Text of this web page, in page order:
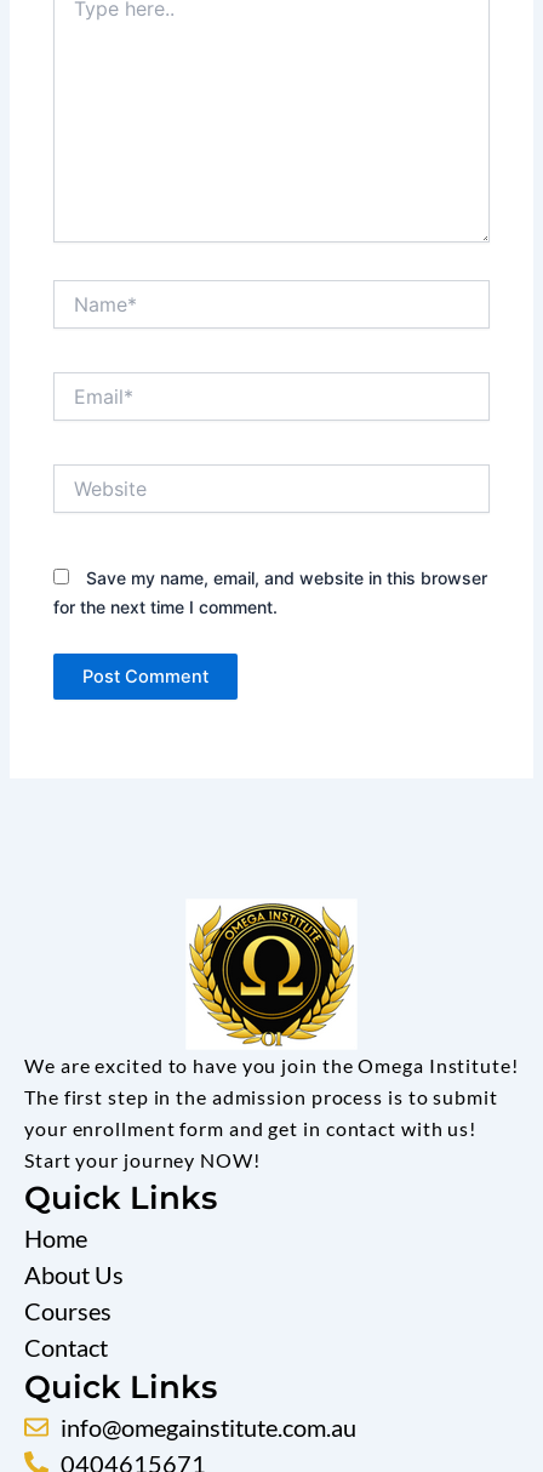
here..
Save my name, email, and website in this browser
for the next time I comment.
We are excited to have you join the Omega Institute!
The first step in the admission process is to submit
your enrollment form and get in contact with us!
Start your journey NOW!
Quick Links
Home
About Us
Courses
Contact
Quick Links
info@omegainstitute.com.au
0404615671